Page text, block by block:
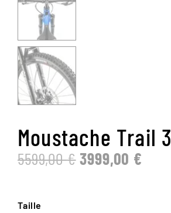
Moustache Trail 3
5599,00€LE
3999,00 €
Taille